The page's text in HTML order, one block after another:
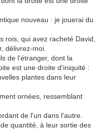
nouveau : je jouerai du
rois, qui avez racheté David,
délivrez-moi.
de l'étranger, dont la
est une droite d'iniquité :
plantes dans leur
ornées, ressemblant
de l'un dans l'autre.
quantité, à leur sortie des